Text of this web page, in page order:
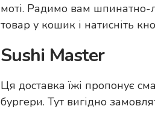
моті. Радимо вам шпинатно-
товар у кошик і натисніть
Sushi Master
Ця доставка їжі пропонує
бургери. Тут вигідно